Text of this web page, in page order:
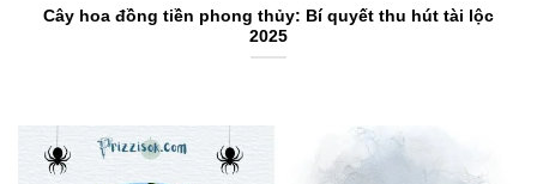
Cây hoa đồng tiền phong thủy: Bí quyết thu hút tài lộc
2025